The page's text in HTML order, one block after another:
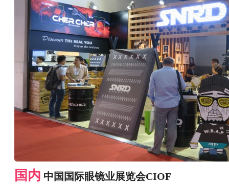
国内 中国国际眼镜业展览会CIOF